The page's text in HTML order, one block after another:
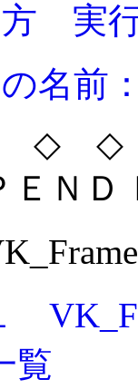
実
名前
◇ ◇
ＥＮＤ
覧